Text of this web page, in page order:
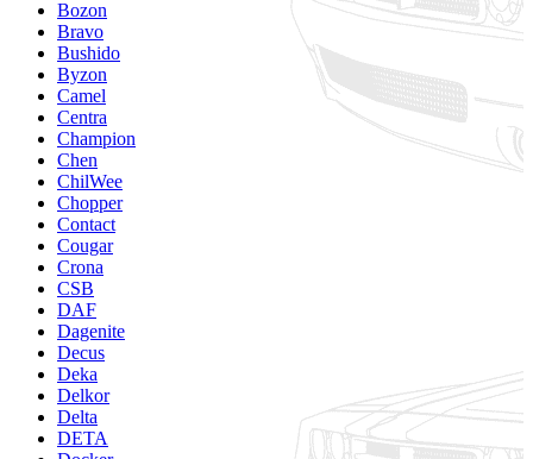
Bozon
Bravo
Bushido
Byzon
Camel
Centra
Champion
Chen
ChilWee
Chopper
Contact
Cougar
Crona
CSB
DAF
Dagenite
Decus
Deka
Delkor
Delta
DETA